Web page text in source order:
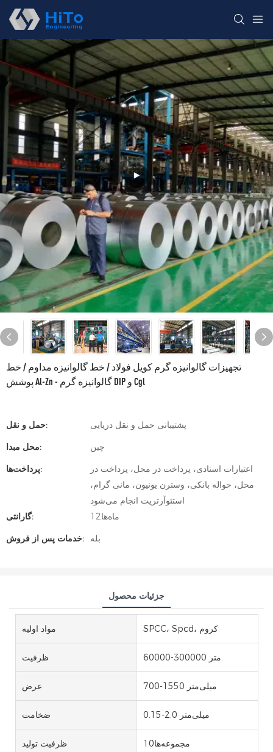
تجهیزات گالوانیزه گرم کویل فولاد / خط گالوانیزه مداوم / خط
پوشش Al-Zn - گالوانیزه گرم DIP و Cgl
حمل و نقل:
پشتیبانی حمل و نقل دریایی
محل مبدا:
چین
پرداخت‌ها:
اعتبارات اسنادی، پرداخت در محل، پرداخت در
محل، حواله بانکی، وسترن یونیون، مانی گرام،
استئوآرتریت انجام می‌شود
گارانتی:
ماه‌ها12
خدمات پس از فروش:
بله
جزئیات محصول
مواد اولیه SPCC، Spcd، کروم
ظرفیت 60000-300000 متر
عرض 700-1550 میلی‌متر
ضخامت 0.15-2.0 میلی‌متر
ظرفیت تولید مجموعه‌ها10